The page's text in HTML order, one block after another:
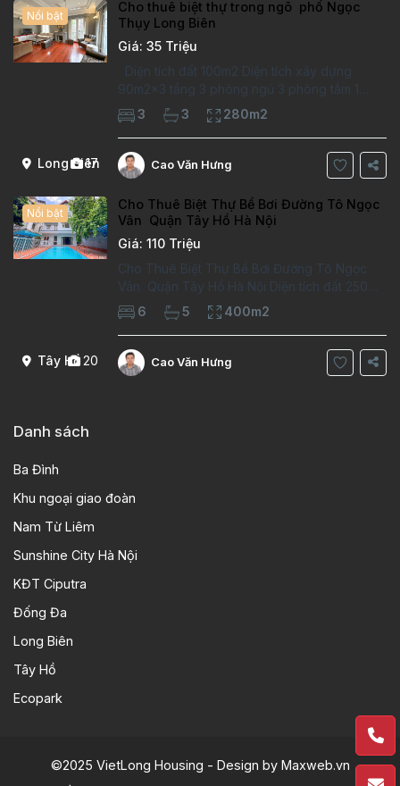
Long Biên
17
Nổi bật
Cho thuê biệt thự trong ngõ phố Ngọc
Thụy Long Biên
Giá: 35 Triệu
Diện tích đất 100m2 Diện tích xây dựng
90m2x3 tầng 3 phòng ngủ 3 phòng tắm 1
phòng làm việc Vị trí ý tưởng 10 phút đi bộ tới
trường việt pháp Ngôi nhà được thiết kế theo
kiểu phát cổ,trong khu dân
3 3 280m2
Cao Văn Hưng
Tây Hồ20
Nổi bật
Cho Thuê Biệt Thự Bể Bơi Đường Tô Ngọc
Vân Quận Tây Hồ Hà Nội
Giá: 110 Triệu
Cho Thuê Biệt Thự Bể Bơi Đường Tô Ngọc
Vân Quận Tây Hồ Hà Nội Diện tích đất 250m2
Diện tích xây dựng 100m2 Xây 4 tầng, 6
phòng ngủ 5 phòng tắm Tầng 1, , phòng
khách , phòng bếp-1wc Tầng 2, 2 phòng
6 5 400m2
Cao Văn Hưng
Danh sách
Ba Đình
Khu ngoại giao đoàn
Nam Từ Liêm
Sunshine City Hà Nội
KĐT Ciputra
Đống Đa
Long Biên
Tây Hồ
Ecopark
©2025 VietLong Housing - Design by Maxweb.vn